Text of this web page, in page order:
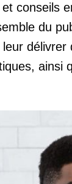
conseils
du
ainsi